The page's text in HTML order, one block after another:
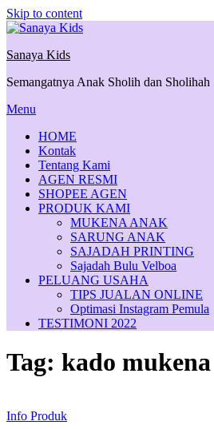
Skip to content
Sanaya Kids
Semangatnya Anak Sholih dan Sholihah
Menu
HOME
Kontak
Tentang Kami
AGEN RESMI
SHOPEE AGEN
PRODUK KAMI
MUKENA ANAK
SARUNG ANAK
SAJADAH PRINTING
Sajadah Bulu Velboa
PELUANG USAHA
TIPS JUALAN ONLINE
Optimasi Instagram Pemula
TESTIMONI 2022
Tag: kado
Info Produk